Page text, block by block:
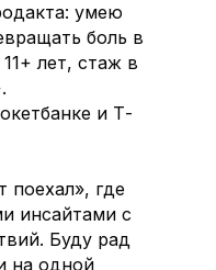
умею
боль в
лет, стаж в
и Т-
поехал», где
инсайтами с
Буду рад
на одной